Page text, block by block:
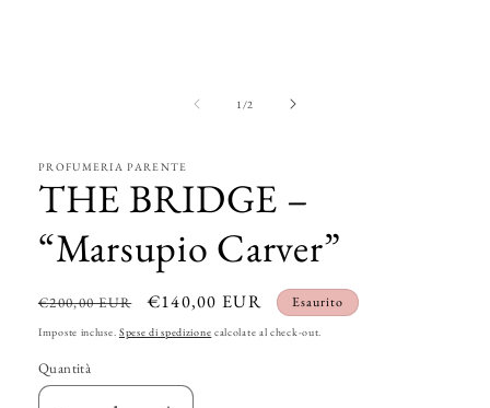
1/su2
PROFUMERIA PARENTE
THE BRIDGE –
“Marsupio Carver”
Prezzo
di
€200,00 EUR
Prezzo
scontato
€140,00 EUR Esaurito
Imposte incluse. Spese di spedizione calcolate al check-out.
Quantità